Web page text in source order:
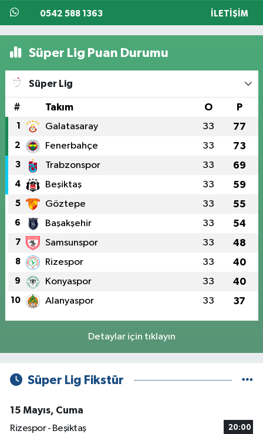
0542 588 1363 İLETIŞIM
Süper Lig Puan Durumu
Süper Lig
# Takım O P
1 Galatasaray 33 77
2 Fenerbahçe 33 73
3 Trabzonspor 33 69
4 Beşiktaş 33 59
5 Göztepe 33 55
6 Başakşehir 33 54
7 Samsunspor 33 48
8 Rizespor 33 40
9 Konyaspor 33 40
10 Alanyaspor 33 37
Detaylar için tıklayın
Süper Lig Fikstür
15 Mayıs, Cuma
Rizespor - Beşiktaş
20:00